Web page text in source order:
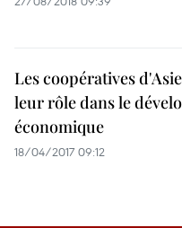
Les coopératives
leur rôle dans le
économique
18/04/2017 09:12